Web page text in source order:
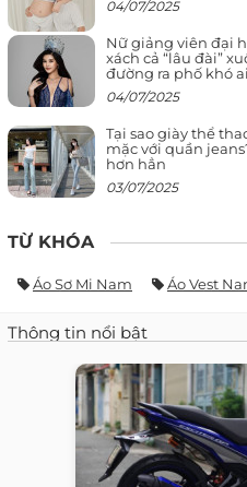
04/07/2025
Nữ giảng viên đại
xách cả “lâu đài”
đường ra phố khó
04/07/2025
Tại sao giày thể
mặc với quần
hơn hẳn
03/07/2025
TỪ KHÓA
Áo Sơ Mi Nam Áo Vest
Thông tin nổi bật